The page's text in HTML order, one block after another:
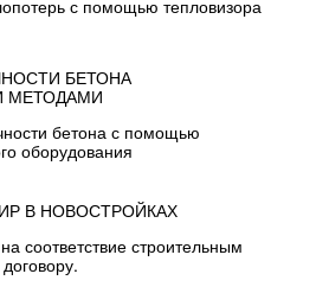
с помощью тепловизора
БЕТОНА
МЕТОДАМИ
бетона с помощью
оборудования
В НОВОСТРОЙКАХ
соответствие строительным